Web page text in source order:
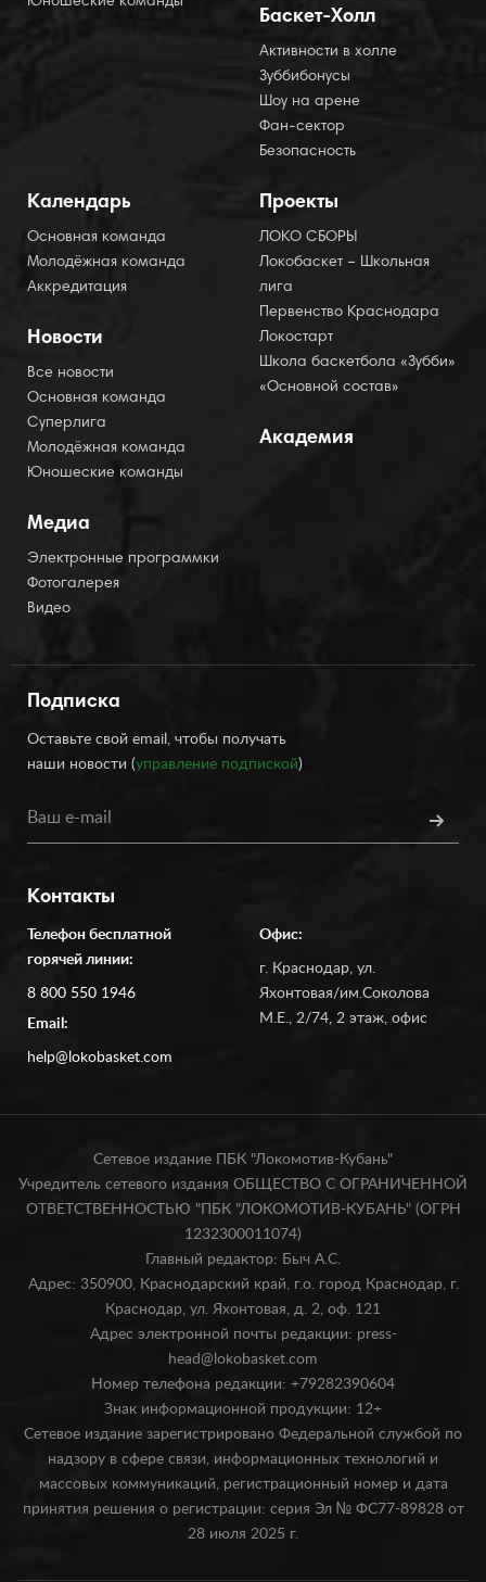
Баскет-Холл
Активности в холле
Зуббибонусы
Шоу на арене
Фан-сектор
Безопасность
Календарь
Основная команда
Молодёжная команда
Аккредитация
Новости
Все новости
Основная команда
Суперлига
Молодёжная команда
Юношеские команды
Медиа
Электронные программки
Фотогалерея
Видео
Проекты
ЛОКО СБОРЫ
Локобаскет – Школьная
лига
Первенство Краснодара
Локостарт
Школа баскетбола «Зубби»
«Основной состав»
Академия
Подписка
Оставьте свой email, чтобы получать
наши новости (управление подпиской)
Контакты
Телефон бесплатной
горячей линии:
8 800 550 1946
Email:
help@lokobasket.com
Офис:
г. Краснодар, ул.
Яхонтовая/им.Соколова
М.Е., 2/74, 2 этаж, офис
Сетевое издание ПБК "Локомотив-Кубань"
Учредитель сетевого издания ОБЩЕСТВО С ОГРАНИЧЕННОЙ
ОТВЕТСТВЕННОСТЬЮ "ПБК "ЛОКОМОТИВ-КУБАНЬ" (ОГРН
1232300011074)
Главный редактор: Быч А.С.
Адрес: 350900, Краснодарский край, г.о. город Краснодар, г.
Краснодар, ул. Яхонтовая, д. 2, оф. 121
Адрес электронной почты редакции: press-
head@lokobasket.com
Номер телефона редакции: +79282390604
Знак информационной продукции: 12+
Сетевое издание зарегистрировано Федеральной службой по
надзору в сфере связи, информационных технологий и
массовых коммуникаций, регистрационный номер и дата
принятия решения о регистрации: серия Эл № ФС77-89828 от
28 июля 2025 г.